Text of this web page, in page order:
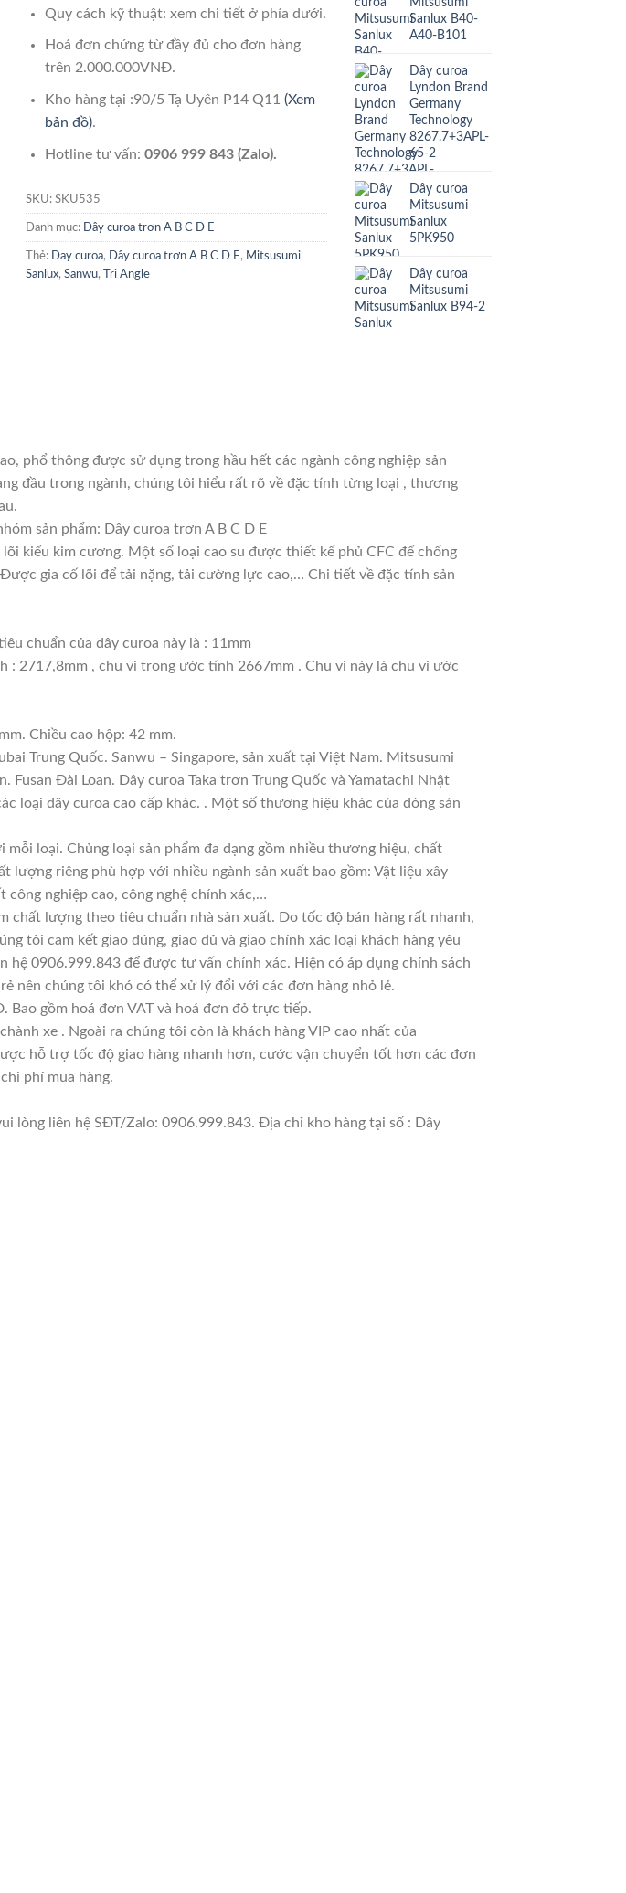
Quy cách kỹ thuật: xem chi tiết ở phía dưới.
Hoá đơn chứng từ đầy đủ cho đơn hàng
trên 2.000.000VNĐ.
Kho hàng tại :90/5 Tạ Uyên P14 Q11 (Xem
bản đồ).
Hotline tư vấn: 0906 999 843 (Zalo).
SKU: SKU535
Danh mục: Dây curoa trơn A B C D E
Thẻ: Day curoa, Dây curoa trơn A B C D E , Mitsusumi
Sanlux, Sanwu, Tri Angle
Sanlux B40-
A40-B101
Dây curoa
Lyndon Brand
Germany
Technology
8267.7+3APL-
65-2
Dây curoa
Mitsusumi
Sanlux
5PK950
Dây curoa
Mitsusumi
Sanlux B94-2
phổ thông được sử dụng trong hầu hết các ngành công nghiệp sản
đầu trong ngành, chúng tôi hiểu rất rõ về đặc tính từng loại , thương
sản phẩm: Dây curoa trơn A B C D E
kiểu kim cương. Một số loại cao su được thiết kế phủ CFC để chống
gia cố lõi để tải nặng, tải cường lực cao,… Chi tiết về đặc tính sản
chuẩn của dây curoa này là : 11mm
2717,8mm , chu vi trong ước tính 2667mm . Chu vi này là chu vi ước
Chiều cao hộp: 42 mm.
Trung Quốc. Sanwu – Singapore, sản xuất tại Việt Nam. Mitsusumi
Đài Loan. Dây curoa Taka trơn Trung Quốc và Yamatachi Nhật
loại dây curoa cao cấp khác. . Một số thương hiệu khác của dòng sản
loại. Chủng loại sản phẩm đa dạng gồm nhiều thương hiệu, chất
lượng riêng phù hợp với nhiều ngành sản xuất bao gồm: Vật liệu xây
công nghiệp cao, công nghệ chính xác,…
chất lượng theo tiêu chuẩn nhà sản xuất. Do tốc độ bán hàng rất nhanh,
tôi cam kết giao đúng, giao đủ và giao chính xác loại khách hàng yêu
0906.999.843 để được tư vấn chính xác. Hiện có áp dụng chính sách
nên chúng tôi khó có thể xử lý đổi với các đơn hàng nhỏ lẻ.
gồm hoá đơn VAT và hoá đơn đỏ trực tiếp.
xe . Ngoài ra chúng tôi còn là khách hàng VIP cao nhất của
hỗ trợ tốc độ giao hàng nhanh hơn, cước vận chuyển tốt hơn các đơn
phí mua hàng.
lòng liên hệ SĐT/Zalo: 0906.999.843. Địa chỉ kho hàng tại số : Dây